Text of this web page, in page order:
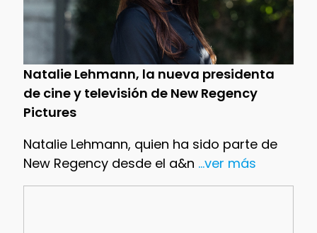
Natalie Lehmann, la nueva presidenta
de cine y televisión de New Regency
Pictures
Natalie Lehmann, quien ha sido parte de
New Regency desde el a&n ...ver más